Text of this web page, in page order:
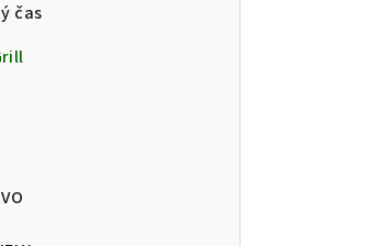
čas